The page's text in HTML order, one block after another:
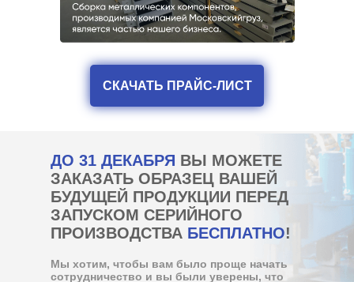
СКАЧАТЬ ПРАЙС-ЛИСТ
ДО 31 ДЕКАБРЯ ВЫ МОЖЕТЕ
ЗАКАЗАТЬ ОБРАЗЕЦ ВАШЕЙ
БУДУЩЕЙ ПРОДУКЦИИ ПЕРЕД
ЗАПУСКОМ СЕРИЙНОГО
ПРОИЗВОДСТВА БЕСПЛАТНО!
Мы хотим, чтобы вам было проще начать
сотрудничество и вы были уверены, что